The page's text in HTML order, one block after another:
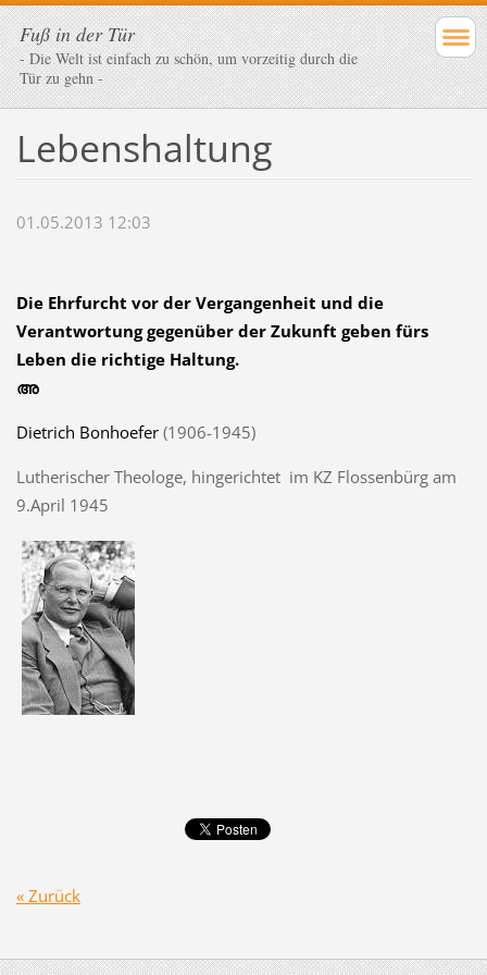
Fuß in der Tür
- Die Welt ist einfach zu schön, um vorzeitig durch die
Tür zu gehn -
Lebenshaltung
01.05.2013 12:03
Die Ehrfurcht vor der Vergangenheit und die
Verantwortunggegenüber der Zukunft geben fürs
Leben die richtige Haltung.
അ
Dietrich Bonhoefer(1906-1945)
Lutherischer Theologe, hingerichtet im KZ Flossenbürg am
9.April 1945
« Zurück